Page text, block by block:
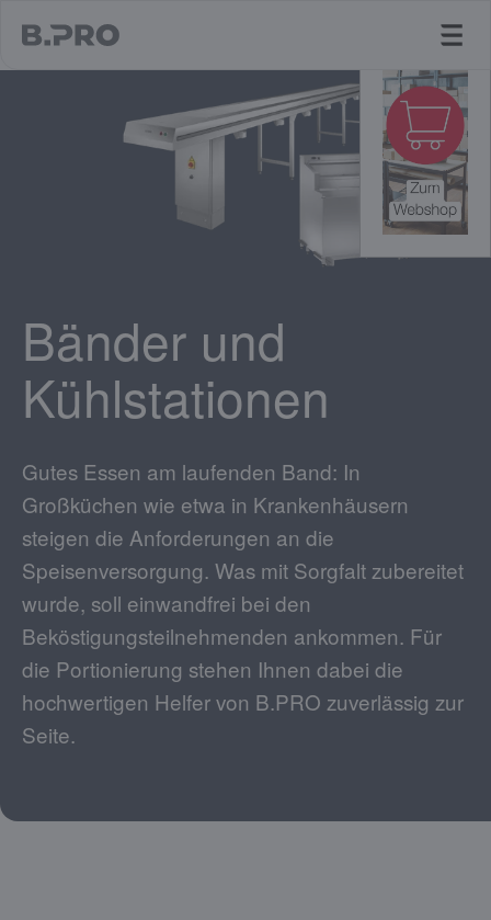
Bänder und
Kühlstationen
Gutes Essen am laufenden Band: In
Großküchen wie etwa in Krankenhäusern
steigen die Anforderungen an die
Speisenversorgung. Was mit Sorgfalt zubereitet
wurde, soll einwandfrei bei den
Beköstigungsteilnehmenden ankommen. Für
die Portionierung stehen Ihnen dabei die
hochwertigen Helfer von B.PRO zuverlässig zur
Seite.